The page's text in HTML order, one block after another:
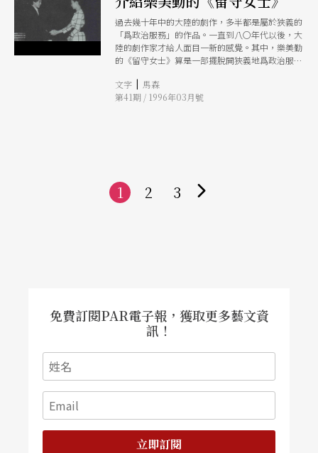
過去幾十年中的大陸的劇作，多半都是屬於狹義的
「爲政治服務」的作品。一直到八〇年代以後，大
陸的劇作家才給人面目一新的感覺。其中，樂美勤
的《留守女士》算是一部擺脫開狹義地爲政治服務
文字 | 馬森
第41期 / 1996年03月號
1 2 3
免費訂閱PAR電子報，獲取更多藝文資
訊！
立即訂閱